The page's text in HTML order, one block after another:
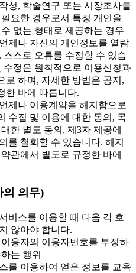
성, 학술연구 또는 시장조사를
요한 경우로서 특정 개인을
없는 형태로 제공하는 경우
제나 자신의 개인정보를 열람
스스로 오류를 수정할 수 있습
수정은 원칙적으로 이용신청과
로 하며, 자세한 방법은 공지,
한 바에 따릅니다.
제나 이용계약을 해지함으로
수집 및 이용에 대한 동의, 목
한 별도 동의, 제3자 제공에
를 철회할 수 있습니다. 해지
관에서 별도로 규정한 바에
의 의무)
비스를 이용할 때 다음 각 호
않아야 합니다.
이용자의 이용자번호를 부정하
는 행위
를 이용하여 얻은 정보를 교육